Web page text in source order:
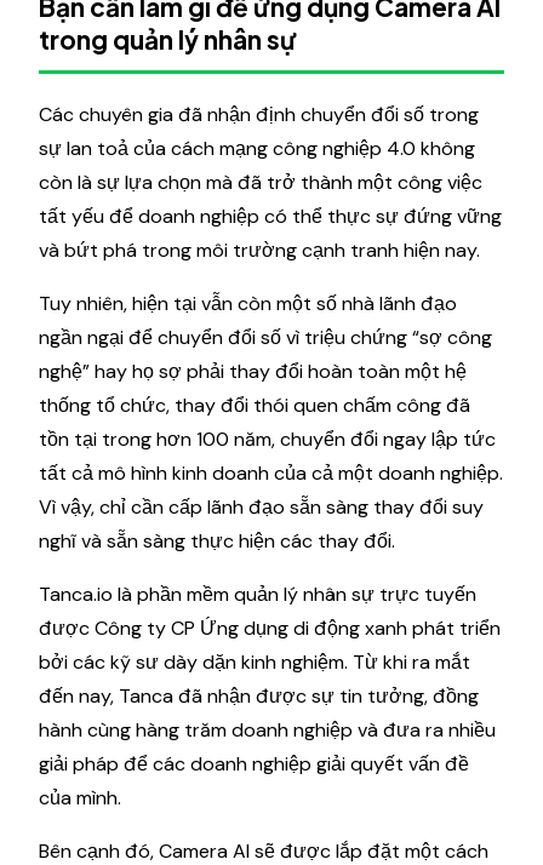
trong quản lý nhân sự
Các chuyên gia đã nhận định chuyển đổi số trong
sự lan toả của cách mạng công nghiệp 4.0 không
còn là sự lựa chọn mà đã trở thành một công việc
tất yếu để doanh nghiệp có thể thực sự đứng vững
và bứt phá trong môi trường cạnh tranh hiện nay.
Tuy nhiên, hiện tại vẫn còn một số nhà lãnh đạo
ngần ngại để chuyển đổi số vì triệu chứng “sợ công
nghệ” hay họ sợ phải thay đổi hoàn toàn một hệ
thống tổ chức, thay đổi thói quen chấm công đã
tồn tại trong hơn 100 năm, chuyển đổi ngay lập tức
tất cả mô hình kinh doanh của cả một doanh nghiệp.
Vì vậy, chỉ cần cấp lãnh đạo sẵn sàng thay đổi suy
nghĩ và sẵn sàng thực hiện các thay đổi.
Tanca.io là phần mềm quản lý nhân sự trực tuyến
được Công ty CP Ứng dụng di động xanh phát triển
bởi các kỹ sư dày dặn kinh nghiệm. Từ khi ra mắt
đến nay, Tanca đã nhận được sự tin tưởng, đồng
hành cùng hàng trăm doanh nghiệp và đưa ra nhiều
giải pháp để các doanh nghiệp giải quyết vấn đề
của mình.
Bên cạnh đó, Camera AI sẽ được lắp đặt một cách